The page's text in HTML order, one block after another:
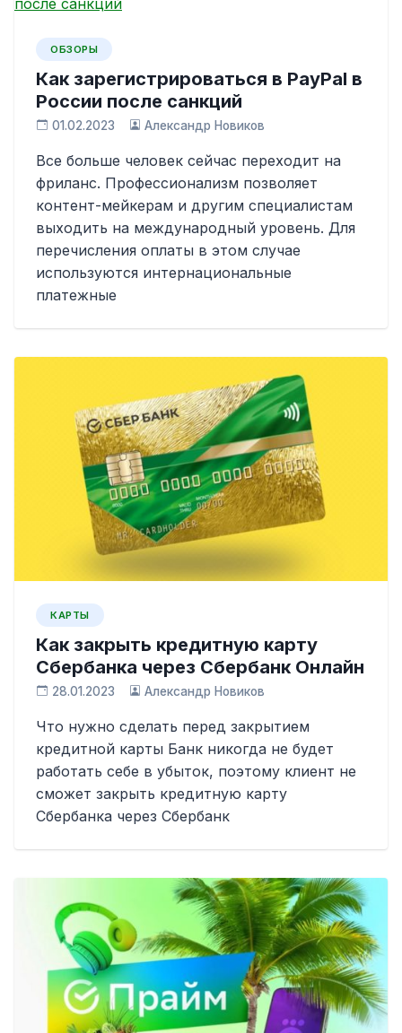
ОБЗОРЫ
Как зарегистрироваться в PayPal в
России после санкций
01.02.2023 Александр Новиков
Все больше человек сейчас переходит на
фриланс. Профессионализм позволяет
контент-мейкерам и другим специалистам
выходить на международный уровень. Для
перечисления оплаты в этом случае
используются интернациональные
платежные
КАРТЫ
Как закрыть кредитную карту
Сбербанка через Сбербанк Онлайн
28.01.2023 Александр Новиков
Что нужно сделать перед закрытием
кредитной карты Банк никогда не будет
работать себе в убыток, поэтому клиент не
сможет закрыть кредитную карту
Сбербанка через Сбербанк